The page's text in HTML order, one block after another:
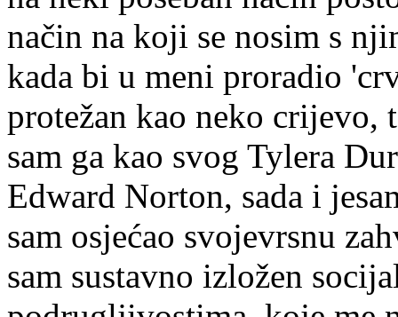
način na koji se nosim s
kada bi u meni proradio
protežan kao neko crijevo,
sam ga kao svog Tylera
Edward Norton, sada i
sam osjećao svojevrsnu
sam sustavno izložen